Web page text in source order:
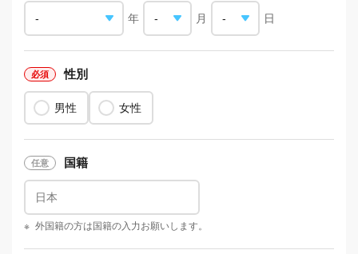
年 月 日
性別
男性 女性
国籍
※ 外国籍の方は国籍の入力お願いします。